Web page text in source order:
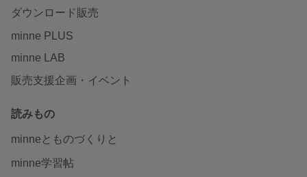
ダウンロード販売
minne PLUS
minne LAB
販売支援企画・イベント
読みもの
minneとものづくりと
minne学習帖